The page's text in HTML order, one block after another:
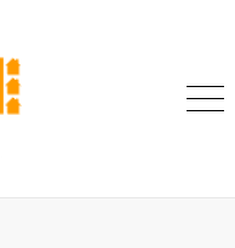
Search